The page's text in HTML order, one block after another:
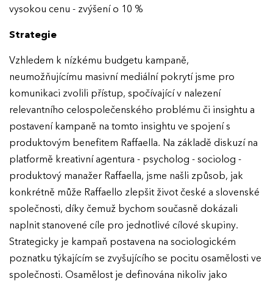
vysokou cenu - zvýšení o 10 %
Strategie
Vzhledem k nízkému budgetu kampaně,
neumožňujícímu masivní mediální pokrytí jsme pro
komunikaci zvolili přístup, spočívající v nalezení
relevantního celospolečenského problému či insightu a
postavení kampaně na tomto insightu ve spojení s
produktovým benefitem Raffaella. Na základě diskuzí na
platformě kreativní agentura - psycholog - sociolog -
produktový manažer Raffaella, jsme našli způsob, jak
konkrétně může Raffaello zlepšit život české a slovenské
společnosti, díky čemuž bychom současně dokázali
naplnit stanovené cíle pro jednotlivé cílové skupiny.
Strategicky je kampaň postavena na sociologickém
poznatku týkajícím se zvyšujícího se pocitu osamělosti ve
společnosti. Osamělost je definována nikoliv jako